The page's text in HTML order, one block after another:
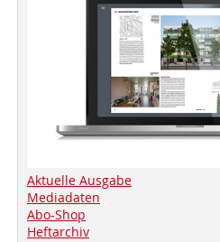
Aktuelle Ausgabe
Mediadaten
Abo-Shop
Heftarchiv